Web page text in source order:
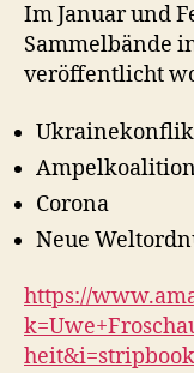
Im Januar und
Sammelbände
veröffentlicht
Corona
Neue
https://